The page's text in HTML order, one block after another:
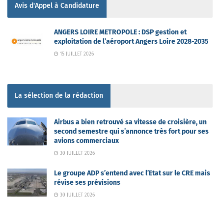
Avis d'Appel à Candidature
ANGERS LOIRE METROPOLE : DSP gestion et
exploitation de l’aéroport Angers Loire 2028-2035
15 JUILLET 2026
La sélection de la rédaction
Airbus a bien retrouvé sa vitesse de croisière, un
second semestre qui s’annonce très fort pour ses
avions commerciaux
30 JUILLET 2026
Le groupe ADP s’entend avec l’Etat sur le CRE mais
révise ses prévisions
30 JUILLET 2026